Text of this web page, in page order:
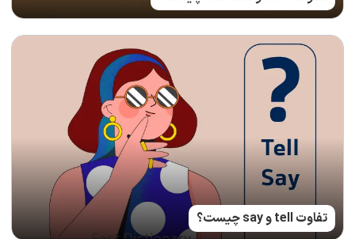
تفاوت tell و say چیست؟